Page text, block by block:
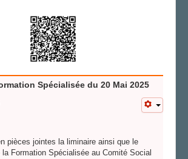
Spécialisée du 20 Mai 2025
pièces jointes la liminaire ainsi que le
Formation Spécialisée au Comité Social